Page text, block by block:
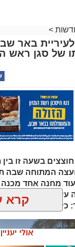
>
באר
של סגן ראש
בשעה זו בין
המתוחה שבה
מחנה אחד
עידו אטיאס,
יכריע רוביק
קרא
אולי